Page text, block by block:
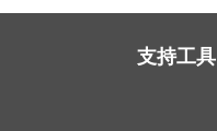
支持工具